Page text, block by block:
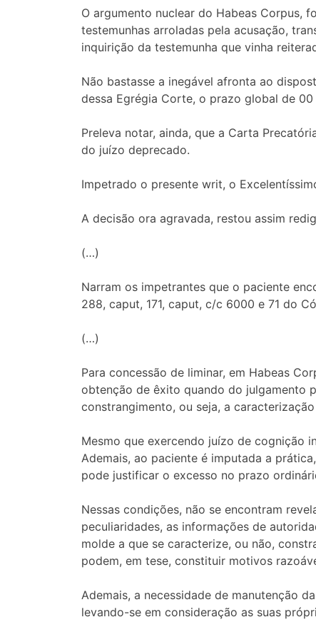
O argumento nuclear do Habeas Corpus,
testemunhas arroladas pela acusação,
inquirição da testemunha que vinha
Não bastasse a inegável afronta ao
dessa Egrégia Corte, o prazo global de
Preleva notar, ainda, que a Carta
do juízo deprecado.
Impetrado o presente writ, o
A decisão ora agravada, restou assim
(…)
Narram os impetrantes que o paciente
288, caput, 171, caput, c/c 6000 e 71 do
(…)
Para concessão de liminar, em Habeas
obtenção de êxito quando do julgamento
constrangimento, ou seja, a
Mesmo que exercendo juízo de cognição
Ademais, ao paciente é imputada a
pode justificar o excesso no prazo
Nessas condições, não se encontram
peculiaridades, as informações de
molde a que se caracterize, ou não,
podem, em tese, constituir motivos
Ademais, a necessidade de manutenção
levando-se em consideração as suas